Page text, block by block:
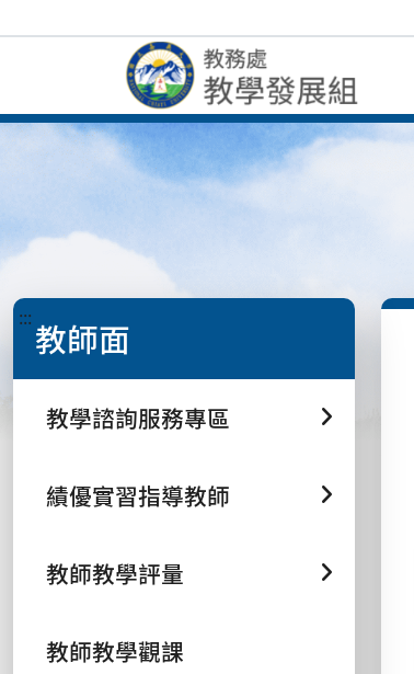
::: 教師面
教學諮詢服務專區
績優實習指導教師
教師教學評量
教師教學觀課